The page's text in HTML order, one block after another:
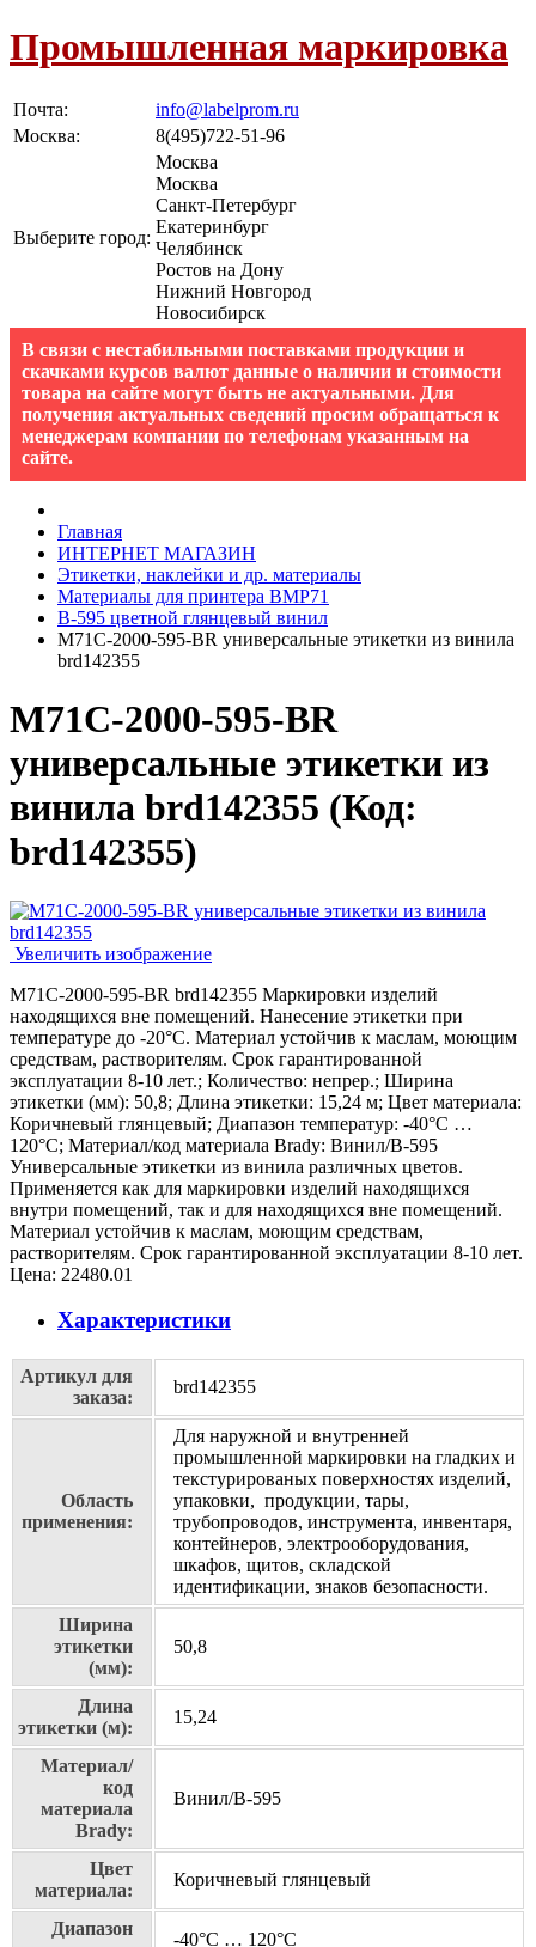
Промышленная маркировка
Почта:
info@labelprom.ru
Москва: 8(495)722-51-96
Выберите город:
Москва
Москва
Санкт-Петербург
Екатеринбург
Челябинск
Ростов на Дону
Нижний Новгород
Новосибирск
В связи с нестабильными поставками продукции и
скачками курсов валют данные о наличии и стоимости
товара на сайте могут быть не актуальными. Для
получения актуальных сведений просим обращаться к
менеджерам компании по телефонам указанным на
сайте.
Главная
ИНТЕРНЕТ МАГАЗИН
Этикетки, наклейки и др. материалы
Материалы для принтера BMP71
B-595 цветной глянцевый винил
M71C-2000-595-BR универсальные этикетки из винила
brd142355
M71C-2000-595-BR
универсальные этикетки из
винила brd142355 (Код:
brd142355)
Увеличить изображение
M71C-2000-595-BR brd142355 Маркировки изделий
находящихся вне помещений. Нанесение этикетки при
температуре до -20°C. Материал устойчив к маслам, моющим
средствам, растворителям. Срок гарантированной
эксплуатации 8-10 лет.; Количество: непрер.; Ширина
этикетки (мм): 50,8; Длина этикетки: 15,24 м; Цвет материала:
Коричневый глянцевый; Диапазон температур: -40°C …
120°C; Материал/код материала Brady: Винил/В-595
Универсальные этикетки из винила различных цветов.
Применяется как для маркировки изделий находящихся
внутри помещений, так и для находящихся вне помещений.
Материал устойчив к маслам, моющим средствам,
растворителям. Срок гарантированной эксплуатации 8-10 лет.
Цена: 22480.01
Характеристики
Артикул для
заказа:
brd142355
Область
применения:
Для наружной и внутренней
промышленной маркировки на гладких и
текстурированых поверхностях изделий,
упаковки, продукции, тары,
трубопроводов, инструмента, инвентаря,
контейнеров, электрооборудования,
шкафов, щитов, складской
идентификации, знаков безопасности.
Ширина
этикетки
(мм):
50,8
Длина
этикетки (м):
15,24
Материал/
код
материала
Brady:
Винил/В-595
Цвет
материала:
Коричневый глянцевый
Диапазон
-40°C … 120°C